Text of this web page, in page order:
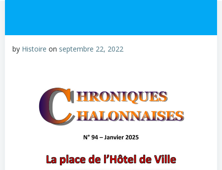
by Histoire on septembre 22, 2022